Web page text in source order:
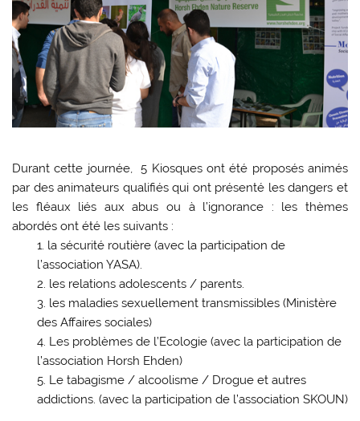
Durant cette journée, 5 Kiosques ont été proposés animés
par des animateurs qualifiés qui ont présenté les dangers et
les fléaux liés aux abus ou à l’ignorance : les thèmes
abordés ont été les suivants :
la sécurité routière (avec la participation de
l’association YASA).
les relations adolescents / parents.
les maladies sexuellement transmissibles (Ministère
des Affaires sociales)
Les problèmes de l’Ecologie (avec la participation de
l’association Horsh Ehden)
Le tabagisme / alcoolisme / Drogue et autres
addictions. (avec la participation de l’association SKOUN)